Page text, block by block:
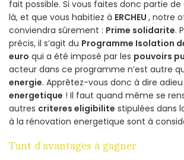
fait possible. Si vous faites donc partie
là, et que vous habitiez à ERCHEU , notre
conviendra sûrement : Prime solidarite.
précis, il s’agit du Programme Isolation
euro qui a été imposé par les pouvoirs
acteur dans ce programme n’est autre
energie. Apprêtez-vous donc à dire
energetique ! Il faut quand même se
autres criteres eligibilite stipulées dans
à la rénovation energetique sont à
Tant d’avantages à gagner